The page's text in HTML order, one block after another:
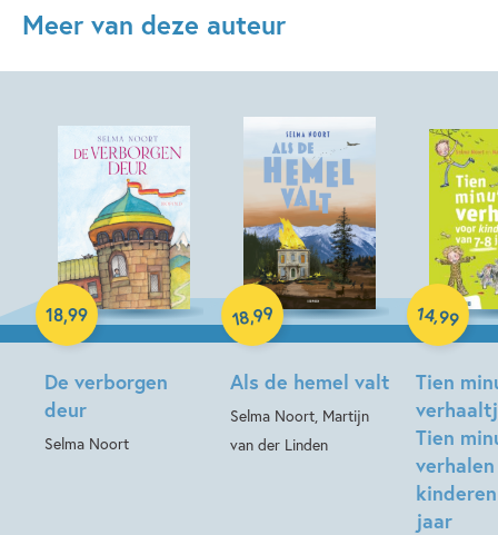
Meer van deze auteur
De verborgen
deur
Selma Noort
18,99
Hardcover
Als de hemel valt
Selma Noort, Martijn
van der Linden
18,99
Hardcover
Tien
Tien
jaar
14,99
Hardcover